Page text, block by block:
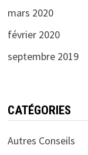
mars 2020
février 2020
septembre 2019
CATÉGORIES
Autres Conseils